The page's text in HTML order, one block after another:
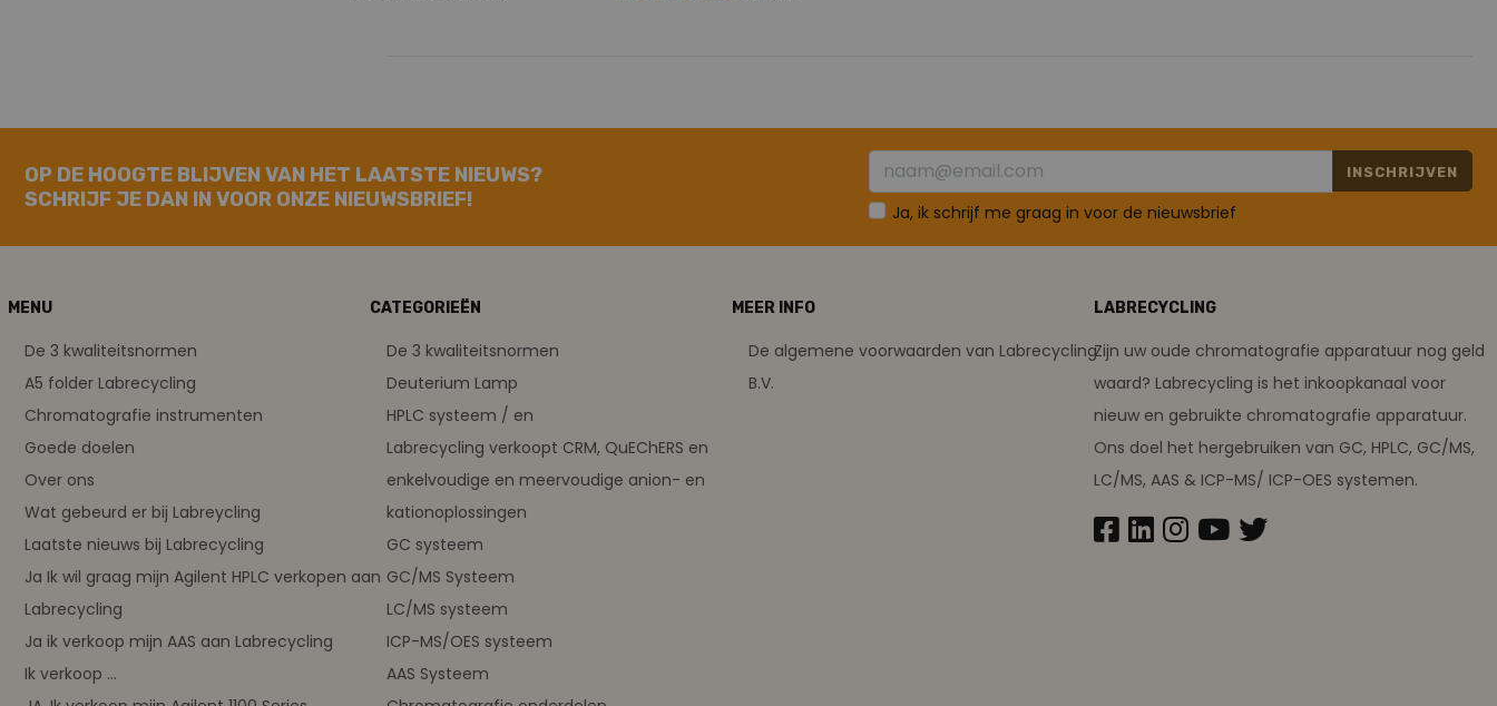
OP DE HOOGTE BLIJVEN VAN HET LAATSTE NIEUWS?
SCHRIJF JE DAN IN VOOR ONZE NIEUWSBRIEF!
INSCHRIJVEN
Ja, ik schrijf me graag in voor de nieuwsbrief
MENU
De 3 kwaliteitsnormen
A5 folder Labrecycling
Chromatografie instrumenten
Goede doelen
Over ons
Wat gebeurd er bij Labreycling
Laatste nieuws bij Labrecycling
Ja Ik wil graag mijn Agilent HPLC verkopen aan
Labrecycling
Ja ik verkoop mijn AAS aan Labrecycling
Ik verkoop ...
CATEGORIEËN
De 3 kwaliteitsnormen
Deuterium Lamp
HPLC systeem / en
Labrecycling verkoopt CRM, QuEChERS en
enkelvoudige en meervoudige anion- en
kationoplossingen
GC systeem
GC/MS Systeem
LC/MS systeem
ICP-MS/OES systeem
AAS Systeem
MEER INFO
De algemene voorwaarden van Labrecycling
B.V.
LABRECYCLING
Zijn uw oude chromatografie apparatuur nog geld
waard? Labrecycling is het inkoopkanaal voor
nieuw en gebruikte chromatografie apparatuur.
Ons doel het hergebruiken van GC, HPLC, GC/MS,
LC/MS, AAS & ICP-MS/ ICP-OES systemen.